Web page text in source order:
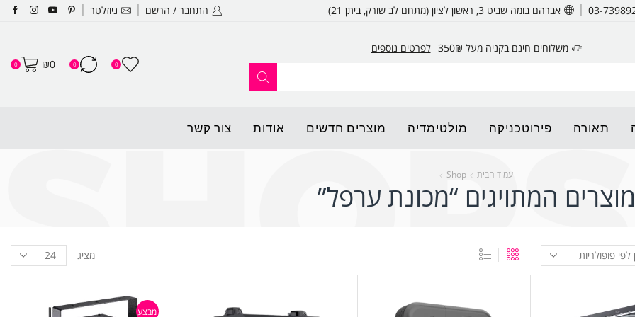
אברהם בומה שביט 3, ראשון לציון (מתחם לב שורק, ביתן 21) התחבר / הרשם ניוזלטר
משלוחים חינם בקניה מעל 350₪ לפרטים נוספים
0
0
₪0
0
תאורה פירוטכניקה מולטימדיה מוצרים חדשים אודות צור קשר
עמוד הבית Shop
מוצרים המתויגים “מכונת ערפל”
מציג
מבצע